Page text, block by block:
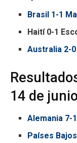
Brasil 1-1
Haití 0-1
Australia 2-
14 de
Alemania 7-
Países